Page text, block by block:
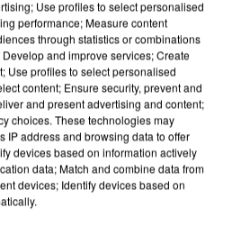
EMPORTÉE PAR UNE
HAUTE-SAVOIE
Use profiles to select personalised
performance; Measure content
through statistics or combinations
and improve services; Create
Use profiles to select personalised
content; Ensure security, prevent and
and present advertising and content;
choices. These technologies may
IP address and browsing data to offer
devices based on information actively
data; Match and combine data from
devices; Identify devices based on